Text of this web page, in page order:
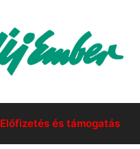
Előfizetés és támogatás